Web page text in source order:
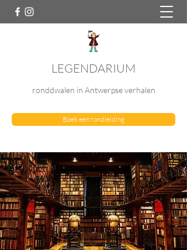
LEGENDARIUM
ronddwalen in Antwerpse verhalen
Boek een rondleiding